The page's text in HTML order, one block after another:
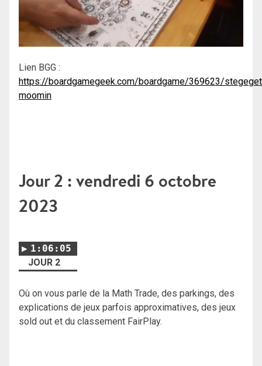
Lien BGG :
https://boardgamegeek.com/boardgame/369623/
moomin
Jour 2 : vendredi 6 octobre
2023
1:06:05
JOUR 2
Où on vous parle de la Math Trade, des parkings, des
explications de jeux parfois approximatives, des jeux
sold out et du classement FairPlay.